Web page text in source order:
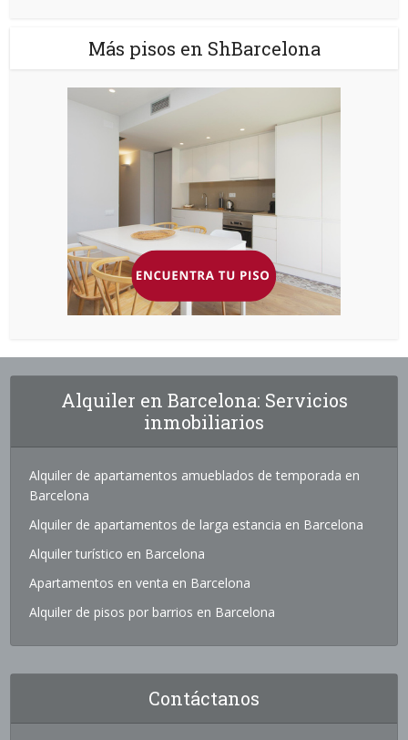
Más pisos en ShBarcelona
Alquiler en Barcelona: Servicios
inmobiliarios
Alquiler de apartamentos amueblados de temporada en
Barcelona
Alquiler de apartamentos de larga estancia en Barcelona
Alquiler turístico en Barcelona
Apartamentos en venta en Barcelona
Alquiler de pisos por barrios en Barcelona
Contáctanos